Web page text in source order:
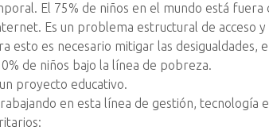
El 75% de niños en el mundo está fuera
Es un problema estructural de acceso y
esto es necesario mitigar las desigualdades,
de niños bajo la línea de pobreza.
proyecto educativo.
en esta línea de gestión, tecnología